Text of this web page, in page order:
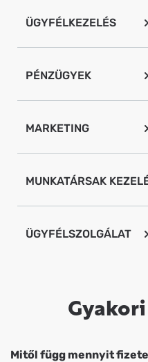
ÜGYFÉLKEZELÉS
PÉNZÜGYEK
MARKETING
MUNKATÁRSAK
ÜGYFÉLSZOLGÁLAT
Mitől függ mennyit